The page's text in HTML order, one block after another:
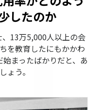
したのか
13万5,000人以上の会
を教育したにもかかわ
まったばかりだと、あ
ょう。